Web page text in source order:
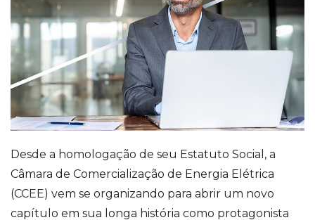
Desde a homologação de seu Estatuto Social, a
Câmara de Comercialização de Energia Elétrica
(CCEE) vem se organizando para abrir um novo
capítulo em sua longa história como protagonista